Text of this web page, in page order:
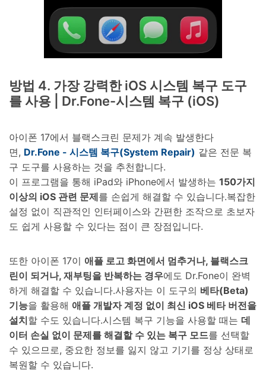
방법 4. 가장 강력한 iOS 시스템 복구 도구
를 사용 | Dr.Fone-시스템 복구 (iOS)
아이폰 17에서 블랙스크린 문제가 계속 발생한다
면, Dr.Fone - 시스템 복구(System Repair) 같은 전문 복
구 도구를 사용하는 것을 추천합니다.
이 프로그램을 통해 iPad와 iPhone에서 발생하는 150가지
이상의 iOS 관련 문제를 손쉽게 해결할 수 있습니다.복잡한
설정 없이 직관적인 인터페이스와 간편한 조작으로 초보자
도 쉽게 사용할 수 있다는 점이 큰 장점입니다.
또한 아이폰 17이 애플 로고 화면에서 멈추거나, 블랙스크
린이 되거나, 재부팅을 반복하는 경우에도 Dr.Fone이 완벽
하게 해결할 수 있습니다.사용자는 이 도구의 베타(Beta)
기능을 활용해 애플 개발자 계정 없이 최신 iOS 베타 버전을
설치할 수도 있습니다.시스템 복구 기능을 사용할 때는 데
이터 손실 없이 문제를 해결할 수 있는 복구 모드를 선택할
수 있으므로, 중요한 정보를 잃지 않고 기기를 정상 상태로
복원할 수 있습니다.